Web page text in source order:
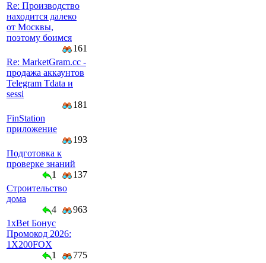
Re: Производство
находится далеко
от Москвы,
поэтому боимся
161
Re: MarketGram.cc -
продажа аккаунтов
Telegram Tdata и
sessi
181
FinStation
приложение
193
Подготовка к
проверке знаний
1
137
Строительство
дома
4
963
1xBet Бонус
Промокод 2026:
1X200FOX
1
775